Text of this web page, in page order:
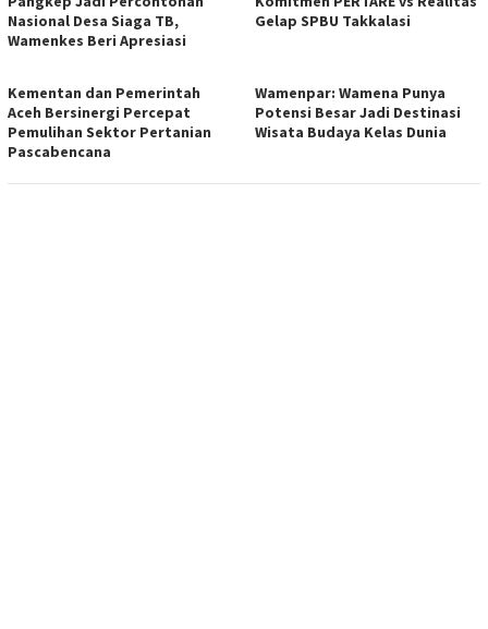
Nasional Desa Siaga TB,
Wamenkes Beri Apresiasi
Gelap SPBU Takkalasi
Kementan dan Pemerintah
Aceh Bersinergi Percepat
Pemulihan Sektor Pertanian
Pascabencana
Wamenpar: Wamena Punya
Potensi Besar Jadi Destinasi
Wisata Budaya Kelas Dunia